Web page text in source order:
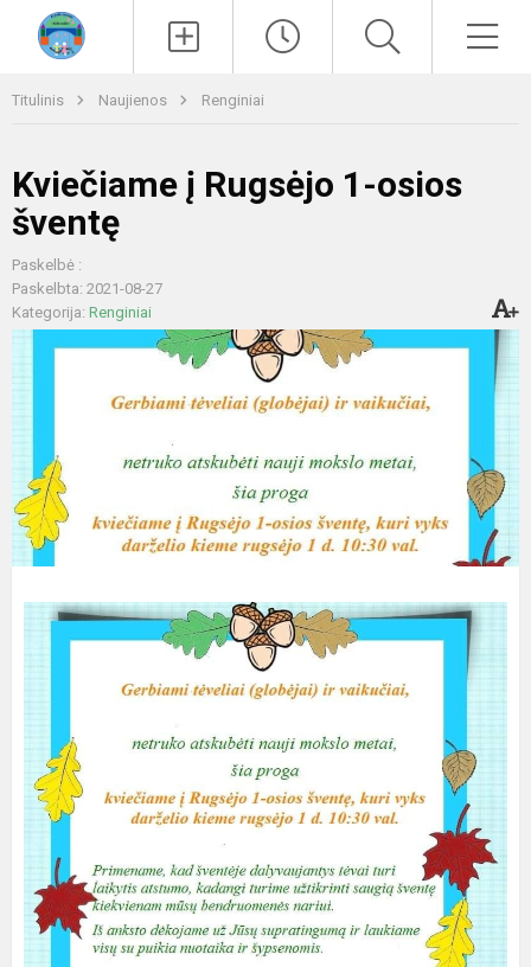
Titulinis Naujienos Renginiai
Kviečiame į Rugsėjo 1-osios
šventę
Paskelbė :
Paskelbta: 2021-08-27
Kategorija: Renginiai